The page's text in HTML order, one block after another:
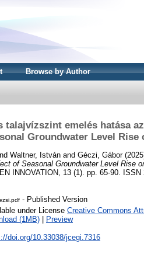
Browse by Author
talajvízszint emelés hatása
Groundwater Level
Waltner, István and Géczi, Gábor
of Seasonal Groundwater Level Rise
INNOVATION, 13 (1). pp. 65-90. ISSN
- Published Version
under License Creative Commons
(1MB)
Preview
doi.org/10.33038/jcegi.7316